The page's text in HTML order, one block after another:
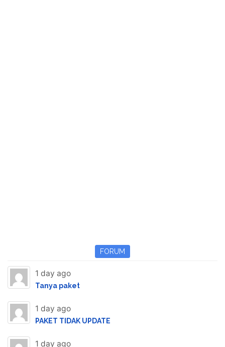
FORUM
1 day ago
Tanya paket
1 day ago
PAKET TIDAK UPDATE
1 day ago